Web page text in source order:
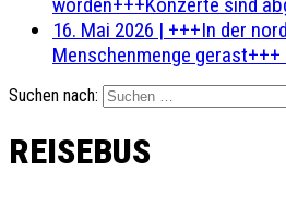
16. Mai 2026 | +++In der
Menschenmenge
Suchen nach:
REISEBUS